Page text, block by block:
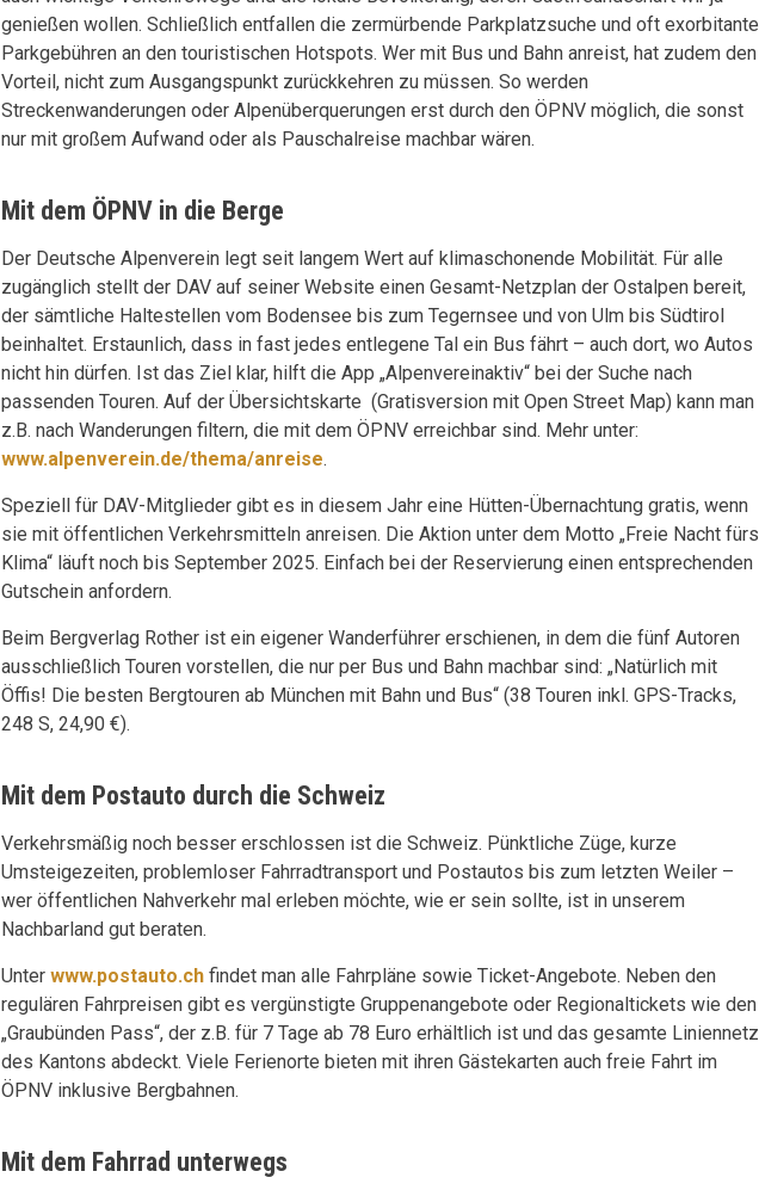
genießen wollen. Schließlich entfallen die zermürbende Parkplatzsuche und oft exorbitante
Parkgebühren an den touristischen Hotspots. Wer mit Bus und Bahn anreist, hat zudem den
Vorteil, nicht zum Ausgangspunkt zurückkehren zu müssen. So werden
Streckenwanderungen oder Alpenüberquerungen erst durch den ÖPNV möglich, die sonst
nur mit großem Aufwand oder als Pauschalreise machbar wären.
Mit dem ÖPNV in die Berge
Der Deutsche Alpenverein legt seit langem Wert auf klimaschonende Mobilität. Für alle
zugänglich stellt der DAV auf seiner Website einen Gesamt-Netzplan der Ostalpen bereit,
der sämtliche Haltestellen vom Bodensee bis zum Tegernsee und von Ulm bis Südtirol
beinhaltet. Erstaunlich, dass in fast jedes entlegene Tal ein Bus fährt – auch dort, wo Autos
nicht hin dürfen. Ist das Ziel klar, hilft die App „Alpenvereinaktiv“ bei der Suche nach
passenden Touren. Auf der Übersichtskarte (Gratisversion mit Open Street Map) kann man
z.B. nach Wanderungen filtern, die mit dem ÖPNV erreichbar sind. Mehr unter:
www.alpenverein.de/thema/anreise.
Speziell für DAV-Mitglieder gibt es in diesem Jahr eine Hütten-Übernachtung gratis, wenn
sie mit öffentlichen Verkehrsmitteln anreisen. Die Aktion unter dem Motto „Freie Nacht fürs
Klima“ läuft noch bis September 2025. Einfach bei der Reservierung einen entsprechenden
Gutschein anfordern.
Beim Bergverlag Rother ist ein eigener Wanderführer erschienen, in dem die fünf Autoren
ausschließlich Touren vorstellen, die nur per Bus und Bahn machbar sind: „Natürlich mit
Öffis! Die besten Bergtouren ab München mit Bahn und Bus“ (38 Touren inkl. GPS-Tracks,
248 S, 24,90 €).
Mit dem Postauto durch die Schweiz
Verkehrsmäßig noch besser erschlossen ist die Schweiz. Pünktliche Züge, kurze
Umsteigezeiten, problemloser Fahrradtransport und Postautos bis zum letzten Weiler –
wer öffentlichen Nahverkehr mal erleben möchte, wie er sein sollte, ist in unserem
Nachbarland gut beraten.
Unter www.postauto.ch findet man alle Fahrpläne sowie Ticket-Angebote. Neben den
regulären Fahrpreisen gibt es vergünstigte Gruppenangebote oder Regionaltickets wie den
„Graubünden Pass“, der z.B. für 7 Tage ab 78 Euro erhältlich ist und das gesamte Liniennetz
des Kantons abdeckt. Viele Ferienorte bieten mit ihren Gästekarten auch freie Fahrt im
ÖPNV inklusive Bergbahnen.
Mit dem Fahrrad unterwegs